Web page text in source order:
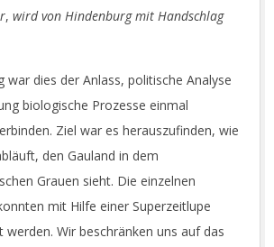
, wird von Hindenburg mit Handschlag
war dies der Anlass, politische Analyse
biologische Prozesse einmal
Ziel war es herauszufinden, wie
den Gauland in dem
Grauen sieht. Die einzelnen
mit Hilfe einer Superzeitlupe
werden. Wir beschränken uns auf das